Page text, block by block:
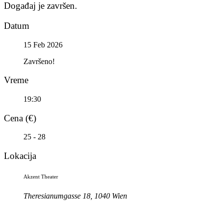
Događaj je završen.
Datum
15 Feb 2026
Završeno!
Vreme
19:30
Cena (€)
25 - 28
Lokacija
Akzent Theater
Theresianumgasse 18, 1040 Wien